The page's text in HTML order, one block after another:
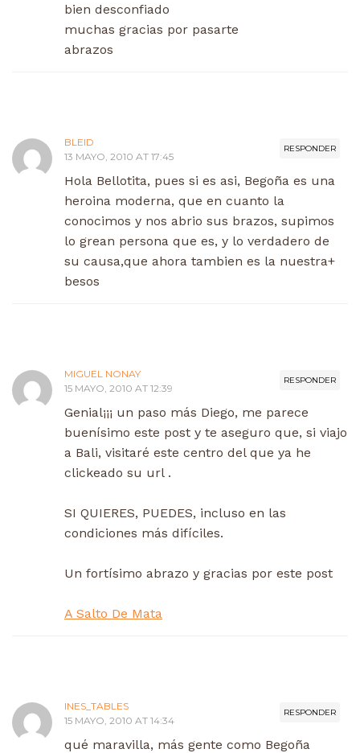
bien desconfiado
muchas gracias por pasarte
abrazos
RESPONDER
BLEID
13 MAYO, 2010 AT 17:45
Hola Bellotita, pues si es asi, Begoña es una
heroina moderna, que en cuanto la
conocimos y nos abrio sus brazos, supimos
lo grean persona que es, y lo verdadero de
su causa,que ahora tambien es la nuestra+
besos
RESPONDER
MIGUEL NONAY
15 MAYO, 2010 AT 12:39
Genial¡¡¡ un paso más Diego, me parece
buenísimo este post y te aseguro que, si viajo
a Bali, visitaré este centro del que ya he
clickeado su url .
SI QUIERES, PUEDES, incluso en las
condiciones más difíciles.
Un fortísimo abrazo y gracias por este post
A Salto De Mata
RESPONDER
INES_TABLES
15 MAYO, 2010 AT 14:34
qué maravilla, más gente como Begoña